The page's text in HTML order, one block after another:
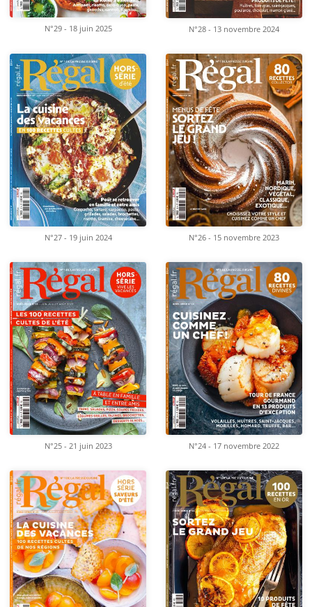
N°29 - 18 juin 2025 N°28 - 13 novembre 2024
N°27 - 19 juin 2024 N°26 - 15 novembre 2023
N°25 - 21 juin 2023 N°24 - 17 novembre 2022